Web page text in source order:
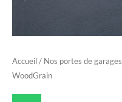
Accueil/ Nos portes de garages
WoodGrain